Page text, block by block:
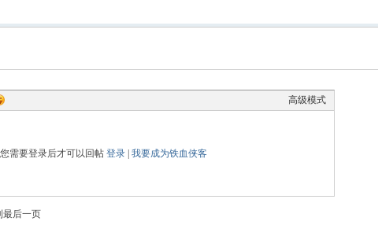
高级模式
您需要登录后才可以回帖 登录 我要成为铁血侠客
最后一页